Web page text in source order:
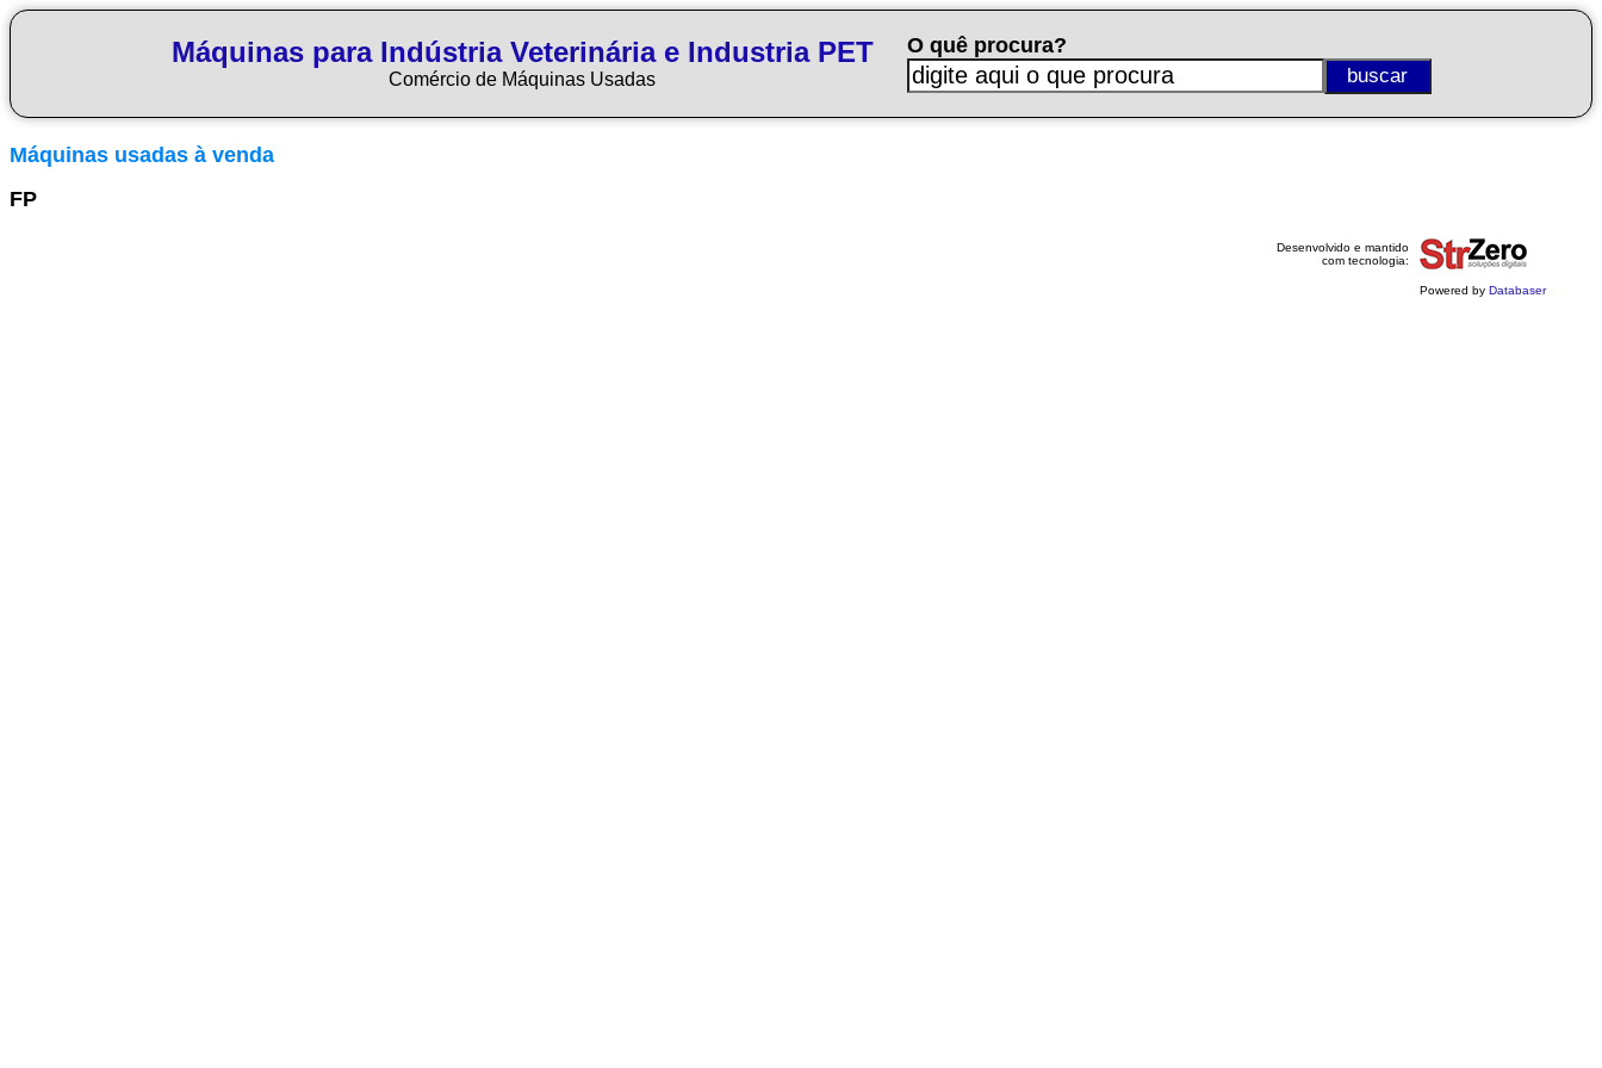
Máquinas para Indústria Veterinária e Industria PET
Comércio de Máquinas Usadas
O quê procura?
Máquinas usadas à venda
FP
Desenvolvido e mantido
com tecnologia:
Powered by Databaser